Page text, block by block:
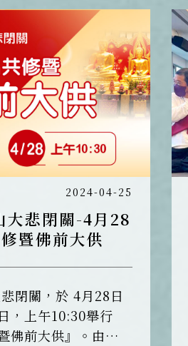
的因緣不同，接觸
介也可能不同，有
行腳，有人積極響
俱足參加大悲閉關
2024-04-25
大悲閉關-4月28
暨佛前大供
閉關，於 4月28日
，上午10:30舉行
佛前大供』。由常